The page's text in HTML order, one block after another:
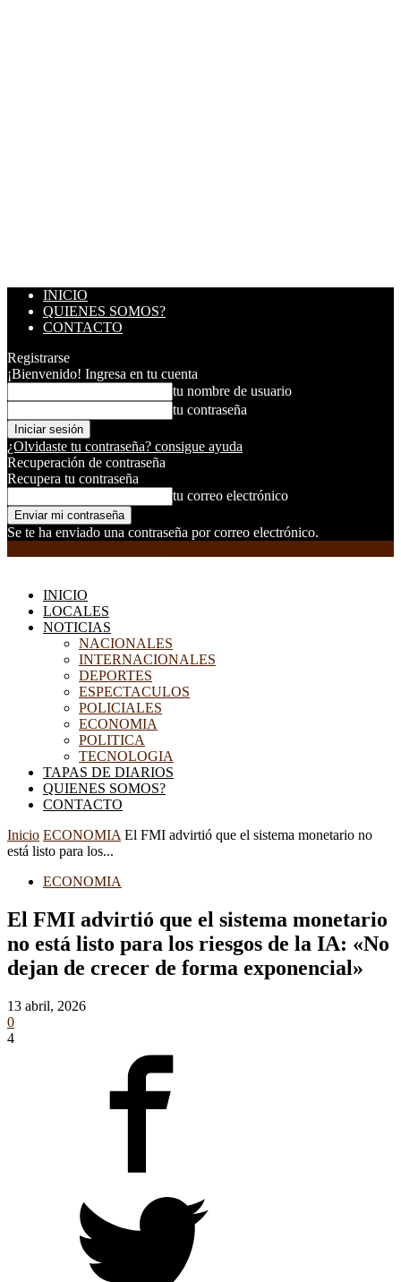
INICIO
QUIENES SOMOS?
CONTACTO
Registrarse
¡Bienvenido! Ingresa en tu cuenta
tu nombre de usuario
tu contraseña
¿Olvidaste tu contraseña? consigue ayuda
Recuperación de contraseña
Recupera tu contraseña
tu correo electrónico
Se te ha enviado una contraseña por correo electrónico.
INICIO
LOCALES
NOTICIAS
NACIONALES
INTERNACIONALES
DEPORTES
ESPECTACULOS
POLICIALES
ECONOMIA
POLITICA
TECNOLOGIA
TAPAS DE DIARIOS
QUIENES SOMOS?
CONTACTO
Inicio ECONOMIA El FMI advirtió que el sistema monetario no
está listo para los...
ECONOMIA
El FMI advirtió que el sistema monetario
no está listo para los riesgos de la IA: «No
dejan de crecer de forma exponencial»
13 abril, 2026
0
4